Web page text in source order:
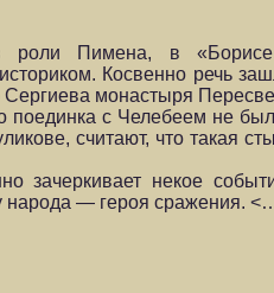
Пимена, в «Борисе
Косвенно речь
Сергиева мо­настыря
с Челебеем не
считают, что такая
зачеркивает некое
народа — героя сраже­ния.